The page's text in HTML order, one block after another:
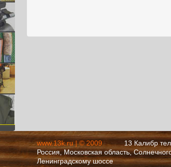
www.13k.ru | © 2009
13 Калибр
Россия, Московская область,
Ленинградскому шоссе